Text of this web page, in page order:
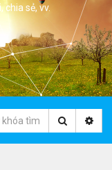
chia sẻ, vv.